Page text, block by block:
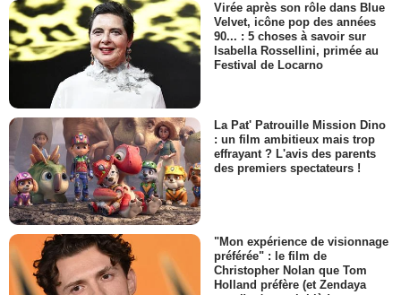
Virée après son rôle dans Blue
Velvet, icône pop des années
90... : 5 choses à savoir sur
Isabella Rossellini, primée au
Festival de Locarno
La Pat' Patrouille Mission Dino
: un film ambitieux mais trop
effrayant ? L'avis des parents
des premiers spectateurs !
"Mon expérience de visionnage
préférée" : le film de
Christopher Nolan que Tom
Holland préfère (et Zendaya